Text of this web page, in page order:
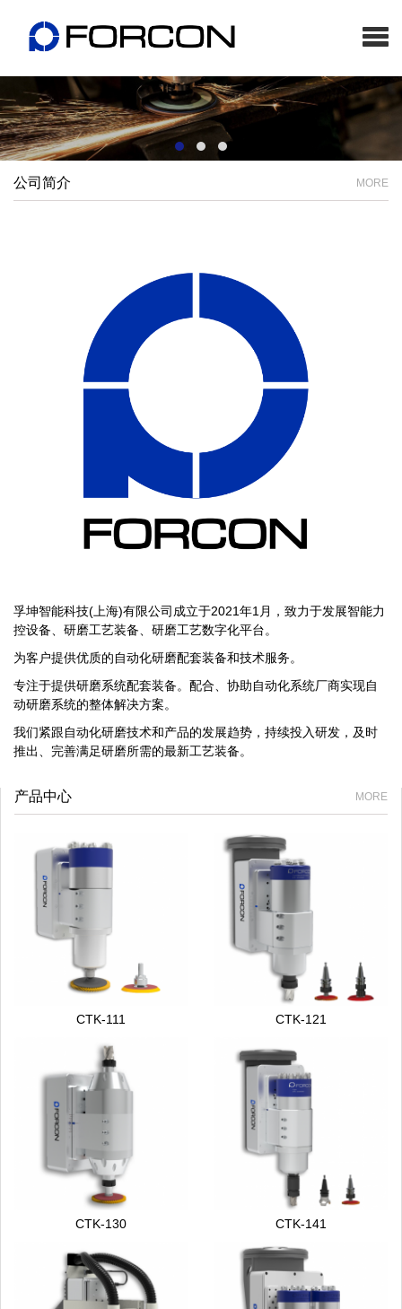
公司简介 MORE
孚坤智能科技(上海)有限公司成立于2021年1月，致力于发展智能力
控设备、研磨工艺装备、研磨工艺数字化平台。
为客户提供优质的自动化研磨配套装备和技术服务。
专注于提供研磨系统配套装备。配合、协助自动化系统厂商实现自
动研磨系统的整体解决方案。
我们紧跟自动化研磨技术和产品的发展趋势，持续投入研发，及时
推出、完善满足研磨所需的最新工艺装备。
产品中心 MORE
CTK-111 CTK-121
CTK-130 CTK-141